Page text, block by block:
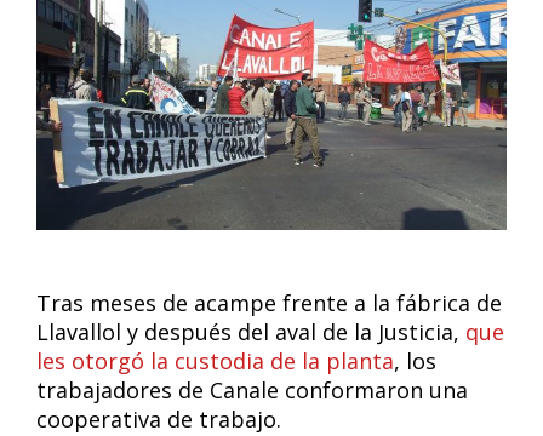
Tras meses de acampe frente a la fábrica de
Llavallol y después del aval de la Justicia, que
les otorgó la custodia de la planta, los
trabajadores de Canale conformaron una
cooperativa de trabajo.